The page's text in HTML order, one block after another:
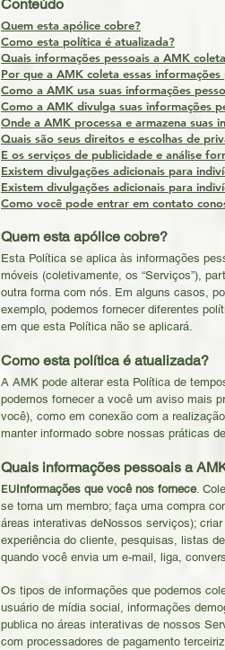
Conteúdo
Quem esta apólice cobre?
Como esta política é atualizada?
Quais informações pessoais a AMK
Por que a AMK coleta essas informações
Como a AMK usa suas informações
Como a AMK divulga suas informações
Onde a AMK processa e armazena suas
Quais são seus direitos e escolhas de
E os serviços de publicidade e análise
Existem divulgações adicionais para
Existem divulgações adicionais para
Como você pode entrar em contato
Quem esta apólice cobre?
Esta Política se aplica às informações
móveis (coletivamente, os “Serviços”),
outra forma com nós. Em alguns casos,
exemplo, podemos fornecer diferentes
em que esta Política não se aplicará.
Como esta política é atualizada?
A AMK pode alterar esta Política de
podemos fornecer a você um aviso mais
você), como em conexão com a
manter informado sobre nossas práticas
Quais informações pessoais a
EUInformações que você nos fornece.
se torna um membro; faça uma compra
áreas interativas deNossos serviços);
experiência do cliente, pesquisas, listas
quando você envia um e-mail, liga,
Os tipos de informações que podemos
usuário de mídia social, informações
publica no áreas interativas de nossos
com processadores de pagamento